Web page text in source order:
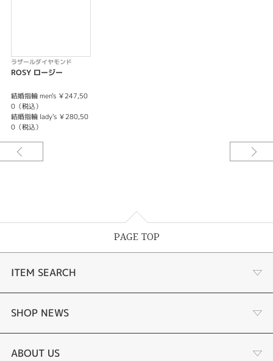
フェアリーブライダルシリーズに、存在感のあるマリッジリングが加わりま
リング上下で表情の違うデザイン性のあるマリッジリングと大きなメレダイ
ヤモンドを施したマリッジリング。
上質なブライダルリングの誕生です。
ラザールダイヤモンド
ROSY ロージー
結婚指輪 men's ￥247,50
0（税込）
結婚指輪 lady's ￥280,50
0（税込）
PAGE TOP
ITEM SEARCH
婚約指輪
結婚指輪
SHOP NEWS
選ばれる理由まとめ
ABOUT US